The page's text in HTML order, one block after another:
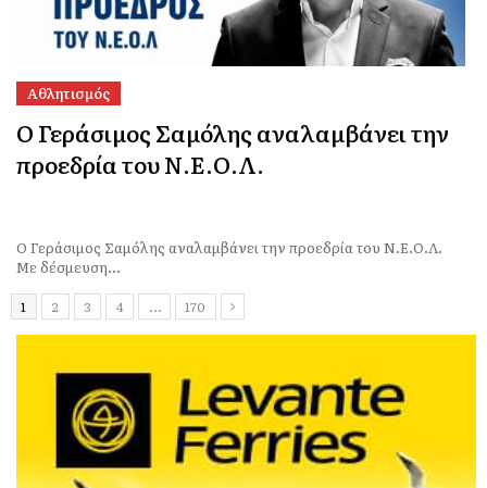
Αθλητισμός
Ο Γεράσιμος Σαμόλης αναλαμβάνει την
προεδρία του Ν.Ε.Ο.Λ.
Ο Γεράσιμος Σαμόλης αναλαμβάνει την προεδρία του Ν.Ε.Ο.Λ.
Με δέσμευση...
1 2 3 4 … 170